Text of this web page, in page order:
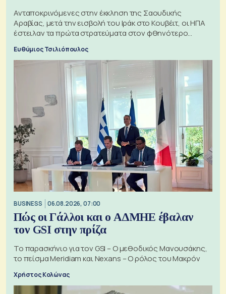
Ανταποκρινόμενες στην έκκληση της Σαουδικής
Αραβίας, μετά την εισβολή του Ιράκ στο Κουβέιτ, οι ΗΠΑ
έστειλαν τα πρώτα στρατεύματα στον φθηνότερο
Ευθύμιος Τσιλιόπουλος
BUSINESS 06.08.2026, 07:00
Πώς οι Γάλλοι και ο ΑΔΜΗΕ έβαλαν
τον GSI στην πρίζα
Το παρασκήνιο για τον GSI – Ο μεθοδικός Μανουσάκης,
το πείσμα Meridiam και Nexans – Ο ρόλος του Μακρόν
Χρήστος Κολώνας